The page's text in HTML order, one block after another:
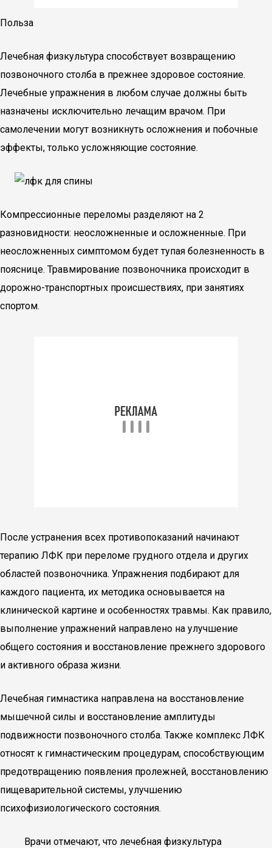
Польза
Лечебная физкультура способствует возвращению
позвоночного столба в прежнее здоровое состояние.
Лечебные упражнения в любом случае должны быть
назначены исключительно лечащим врачом. При
самолечении могут возникнуть осложнения и побочные
эффекты, только усложняющие состояние.
Компрессионные переломы разделяют на 2
разновидности: неосложненные и осложненные. При
неосложненных симптомом будет тупая болезненность в
пояснице. Травмирование позвоночника происходит в
дорожно-транспортных происшествиях, при занятиях
спортом.
После устранения всех противопоказаний начинают
терапию ЛФК при переломе грудного отдела и других
областей позвоночника. Упражнения подбирают для
каждого пациента, их методика основывается на
клинической картине и особенностях травмы. Как правило,
выполнение упражнений направлено на улучшение
общего состояния и восстановление прежнего здорового
и активного образа жизни.
Лечебная гимнастика направлена на восстановление
мышечной силы и восстановление амплитуды
подвижности позвоночного столба. Также комплекс ЛФК
относят к гимнастическим процедурам, способствующим
предотвращению появления пролежней, восстановлению
пищеварительной системы, улучшению
психофизиологического состояния.
Врачи отмечают, что лечебная физкультура